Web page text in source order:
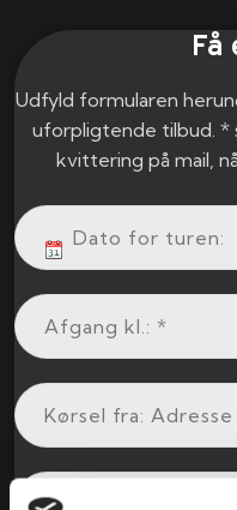
Få
Udfyld formularen
uforpligtende tilbud. *
kvittering på mail,